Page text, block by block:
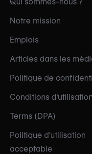
Notre mission
Emplois
Articles dans les
Politique de
Conditions d'utilisation
Terms (DPA)
Politique d'utilisation
acceptable